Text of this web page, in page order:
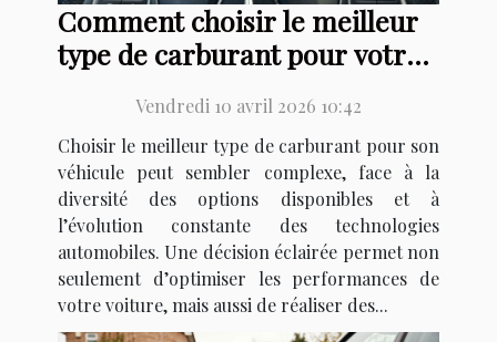
Comment choisir le meilleur
type de carburant pour votre
Vendredi 10 avril 2026 10:42
Choisir le meilleur type de carburant pour son
véhicule peut sembler complexe, face à la
diversité des options disponibles et à
l’évolution constante des technologies
automobiles. Une décision éclairée permet non
seulement d’optimiser les performances de
votre voiture, mais aussi de réaliser des...